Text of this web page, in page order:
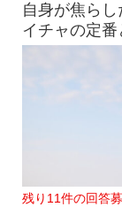
自身が焦らしたりし
イチャの定
てるのにだ
残り11件の回答募